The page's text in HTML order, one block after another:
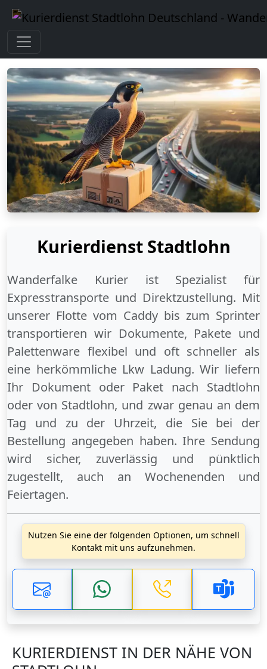
Kurierdienst Stadtlohn
Wanderfalke Kurier ist Spezialist für
Expresstransporte und Direktzustellung. Mit
unserer Flotte vom Caddy bis zum Sprinter
transportieren wir Dokumente, Pakete und
Palettenware flexibel und oft schneller als
eine herkömmliche Lkw Ladung. Wir liefern
Ihr Dokument oder Paket nach Stadtlohn
odervon Stadtlohn, und zwar genau an dem
Tag und zu der Uhrzeit, die Sie bei der
Bestellung angegeben haben. Ihre Sendung
wird sicher, zuverlässig und pünktlich
zugestellt, auch an Wochenenden und
Feiertagen.
Nutzen Sie eine der folgenden Optionen, um schnell
Kontakt mit uns aufzunehmen.
KURIERDIENST IN DER NÄHE VON